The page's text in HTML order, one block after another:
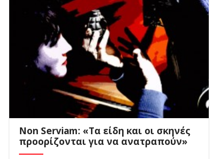
Non Serviam: «Τα είδη και οι σκηνές
προορίζονται για να ανατραπούν»